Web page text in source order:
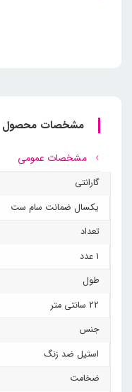
مشخصات محصول
مشخصات عمومی
گارانتی
یکسال ضمانت سام ست
تعداد
1 عدد
طول
22 سانتی متر
جنس
استیل ضد زنگ
ضخامت